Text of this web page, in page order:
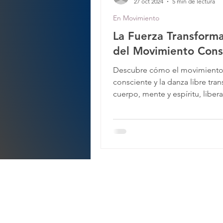
La Fuerza
del Movimiento
Descubre cómo el movimiento
consciente y la danza libre
cuerpo, mente y espíritu,
En Movimiento